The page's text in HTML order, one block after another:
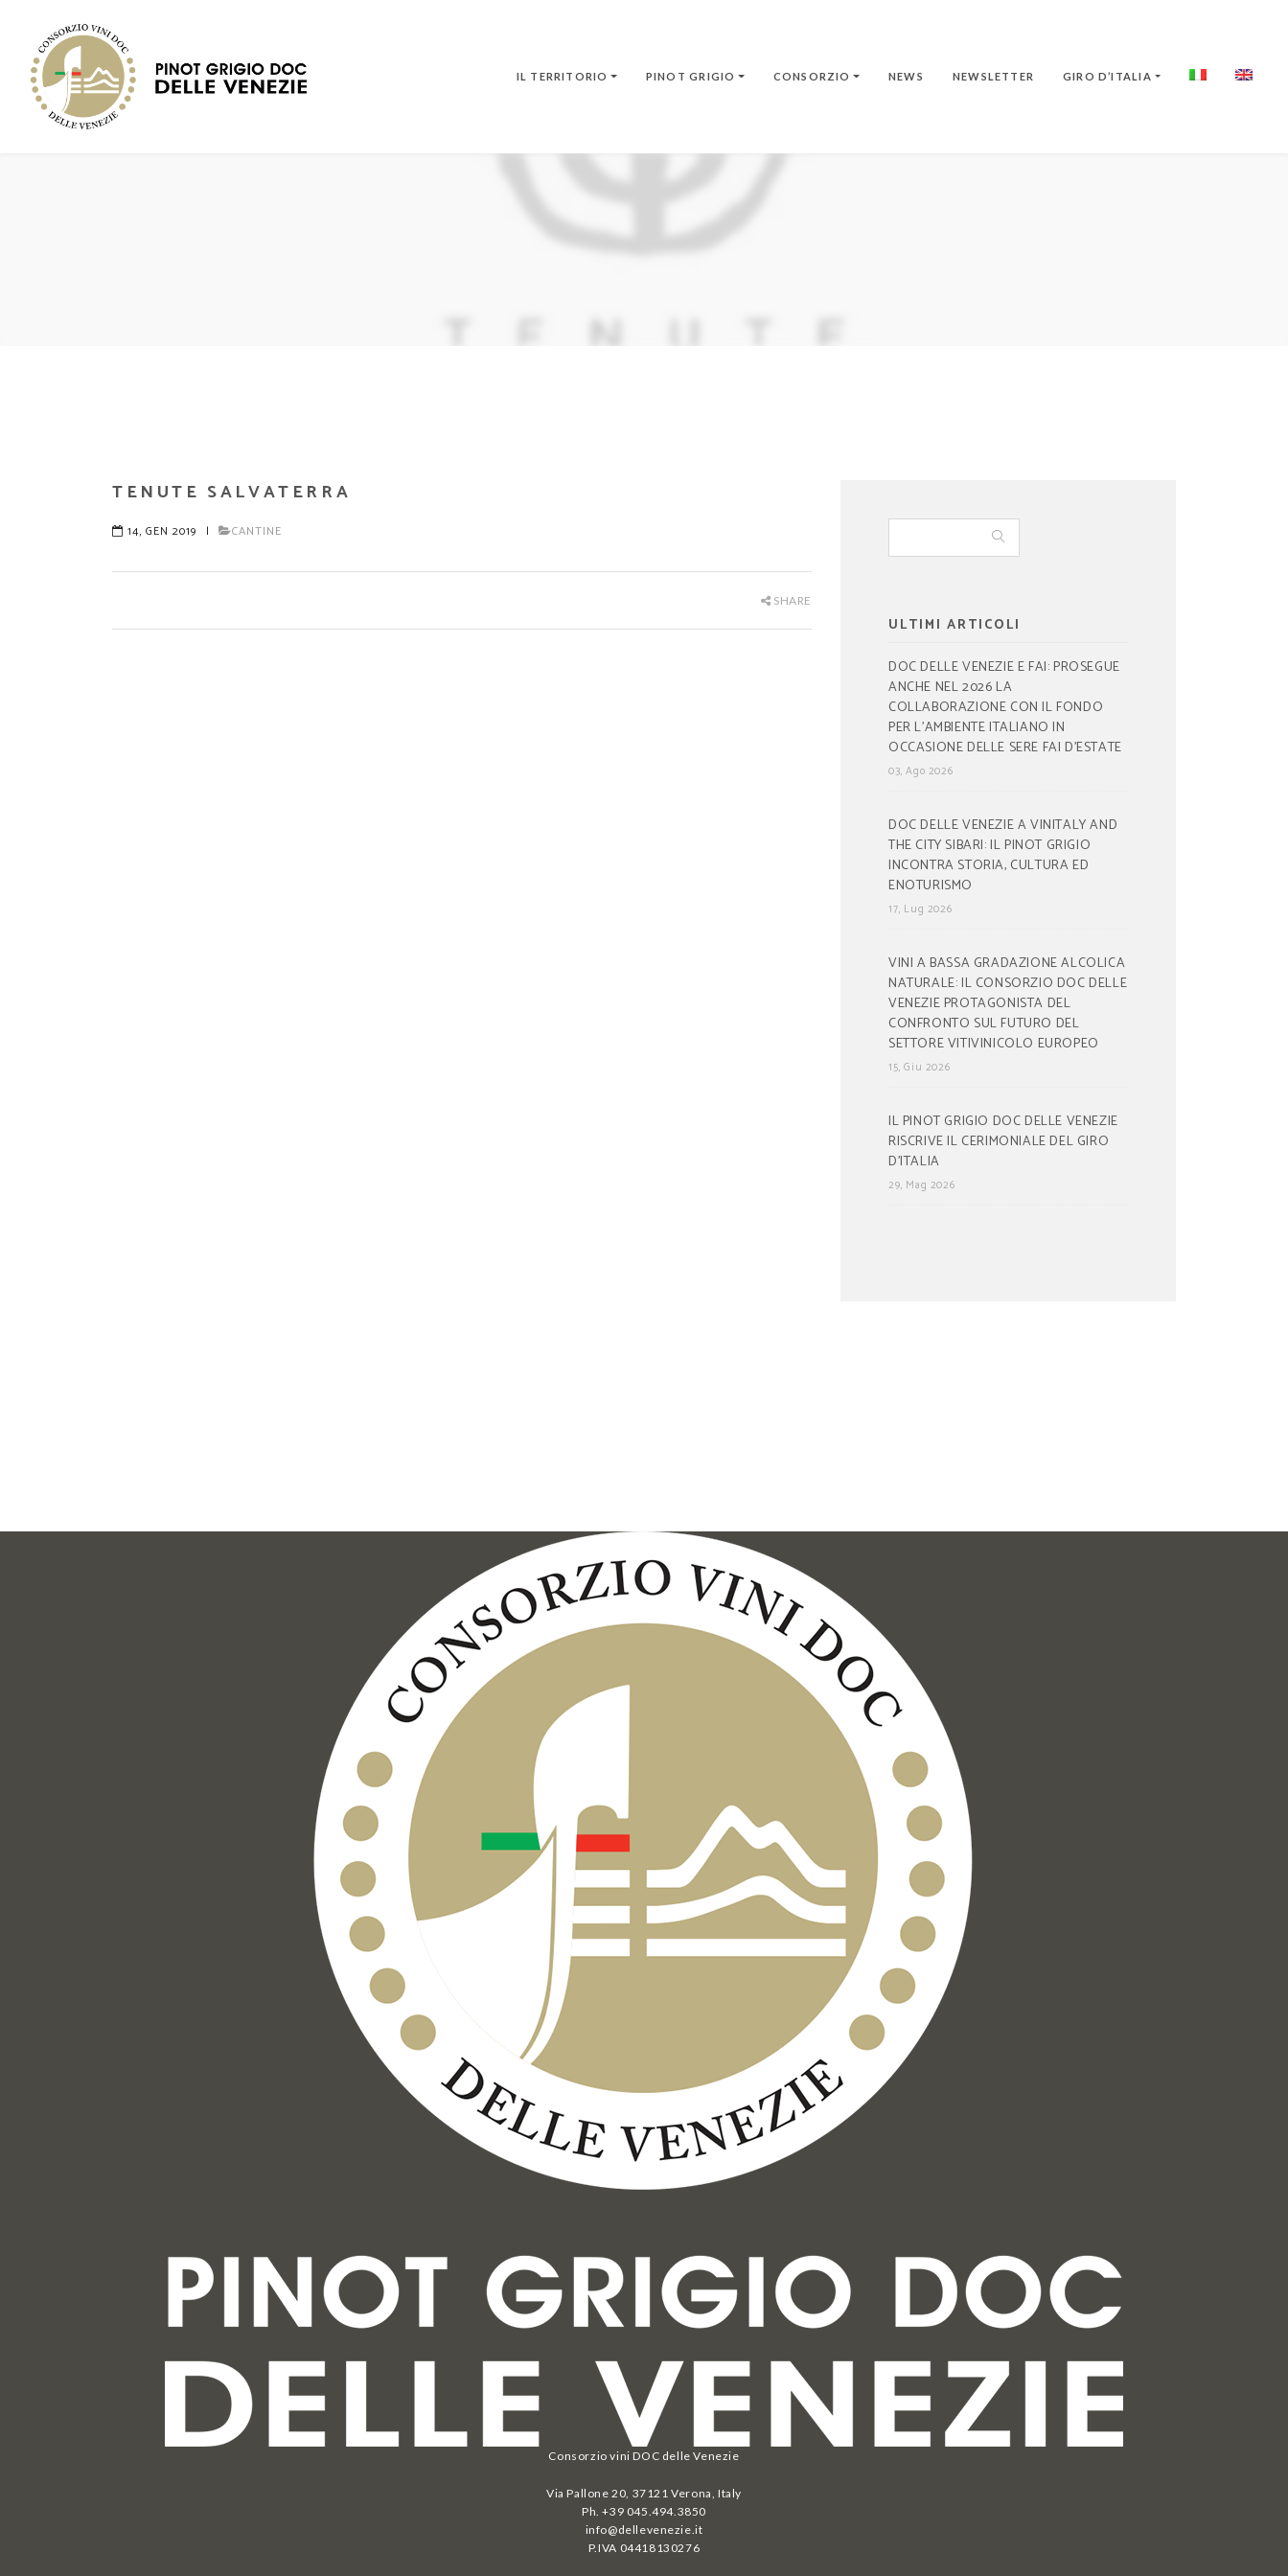
IL TERRITORIO PINOT GRIGIO CONSORZIO NEWS NEWSLETTER GIRO D’ITALIA
TENUTE SALVATERRA
14, GEN 2019 | CANTINE
SHARE
ULTIMI ARTICOLI
DOC DELLE VENEZIE E FAI: PROSEGUE
ANCHE NEL 2026 LA
COLLABORAZIONE CON IL FONDO
PER L’AMBIENTE ITALIANO IN
OCCASIONE DELLE SERE FAI D’ESTATE
03, Ago 2026
DOC DELLE VENEZIE A VINITALY AND
THE CITY SIBARI: IL PINOT GRIGIO
INCONTRA STORIA, CULTURA ED
ENOTURISMO
17, Lug 2026
VINI A BASSA GRADAZIONE ALCOLICA
NATURALE: IL CONSORZIO DOC DELLE
VENEZIE PROTAGONISTA DEL
CONFRONTO SUL FUTURO DEL
SETTORE VITIVINICOLO EUROPEO
15, Giu 2026
IL PINOT GRIGIO DOC DELLE VENEZIE
RISCRIVE IL CERIMONIALE DEL GIRO
D’ITALIA
29, Mag 2026
Consorzio vini DOC delle Venezie
Via Pallone 20, 37121 Verona, Italy
Ph. +39 045.494.3850
info@dellevenezie.it
P.IVA 04418130276